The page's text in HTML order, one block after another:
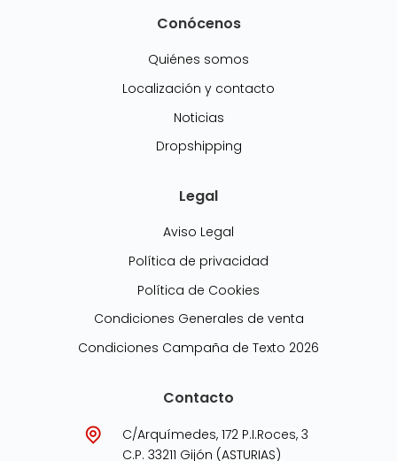
Conócenos
Quiénes somos
Localización y contacto
Noticias
Dropshipping
Legal
Aviso Legal
Política de privacidad
Política de Cookies
Condiciones Generales de venta
Condiciones Campaña de Texto 2026
Contacto
C/Arquímedes, 172 P.I.Roces, 3
C.P. 33211 Gijón (ASTURIAS)